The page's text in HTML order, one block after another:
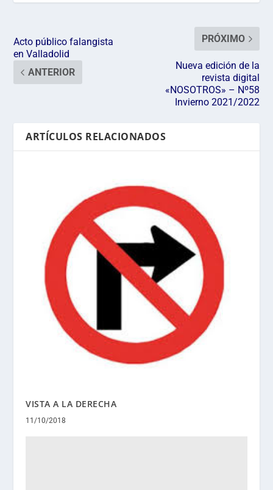
Acto público falangista
en Valladolid
ANTERIOR
PRÓXIMO
Nueva edición de la
revista digital
«NOSOTROS» – Nº58
Invierno 2021/2022
ARTÍCULOS RELACIONADOS
VISTA A LA DERECHA
11/10/2018